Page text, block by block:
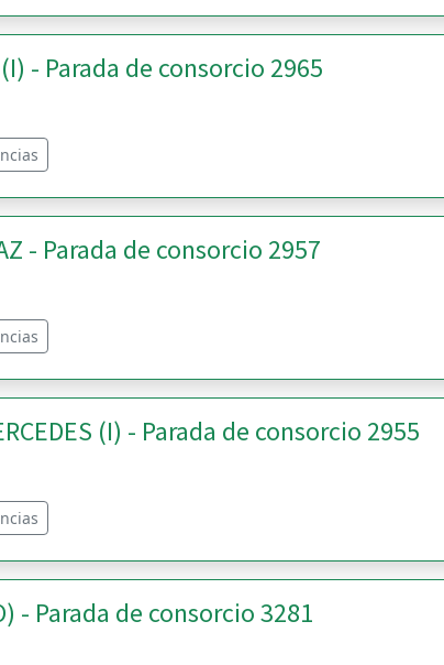
(I) - Parada de consorcio 2965
- Parada de consorcio 2957
(I) - Parada de consorcio 2955
- Parada de consorcio 3281